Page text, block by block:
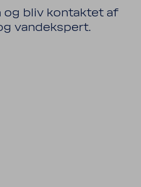
og bliv kontaktet af
vand­eks­pert.